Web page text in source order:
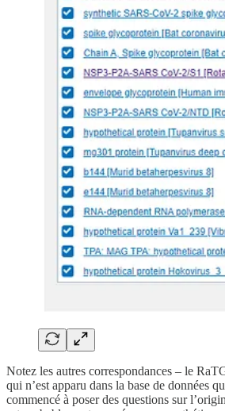
Notez les autres correspondances – le
qui n’est apparu dans la base de données
commencé à poser des questions sur